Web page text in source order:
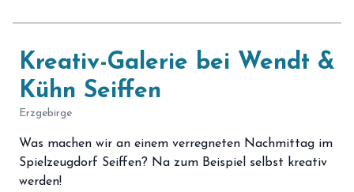
Kreativ-Galerie bei Wendt &
Kühn Seiffen
Erzgebirge
Was machen wir an einem verregneten Nachmittag im
Spielzeugdorf Seiffen? Na zum Beispiel selbst kreativ
werden!